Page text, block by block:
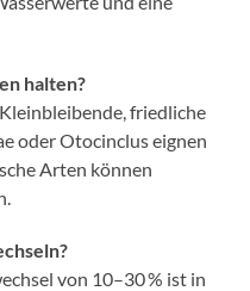
halten?
friedliche
oder Otocinclus eignen
Arten können
von 10–30 % ist in